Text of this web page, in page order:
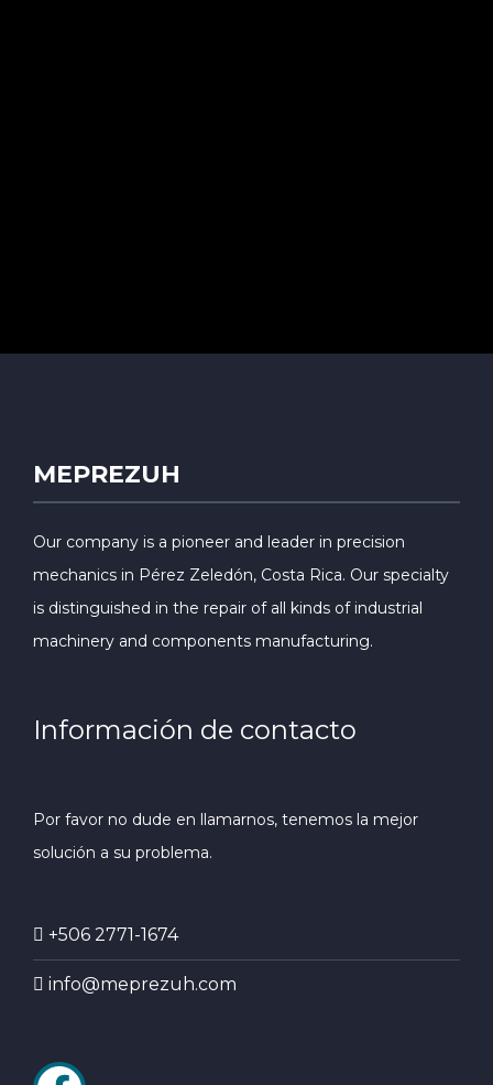
MEPREZUH
Our company is a pioneer and leader in precision
mechanics in Pérez Zeledón, Costa Rica. Our specialty
is distinguished in the repair of all kinds of industrial
machinery and components manufacturing.
Información de contacto
Por favor no dude en llamarnos, tenemos la mejor
solución a su problema.
+506 2771-1674
info@meprezuh.com